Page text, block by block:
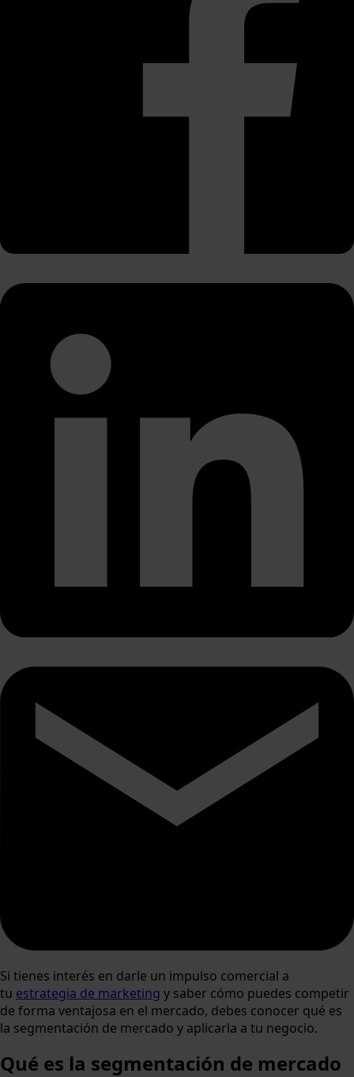
Si tienes interés en darle un impulso comercial a
tu estrategia de marketing y saber cómo puedes competir
de forma ventajosa en el mercado, debes conocer qué es
la segmentación de mercado y aplicarla a tu negocio.
Qué es la segmentación de mercado